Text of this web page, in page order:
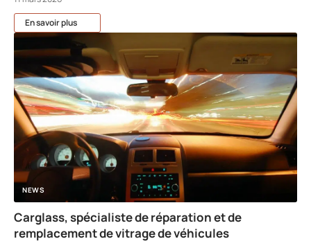
En savoir plus
NEWS
Carglass, spécialiste de réparation et de
remplacement de vitrage de véhicules